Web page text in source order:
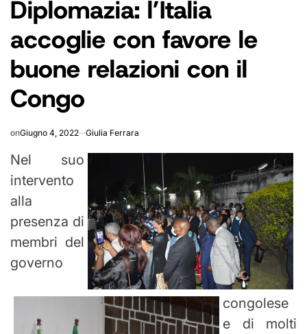
Diplomazia: l’Italia
accoglie con favore le
buone relazioni con il
Congo
onGiugno 4, 2022 Giulia Ferrara
Nel suo
intervento
alla
presenza di
membri del
governo
congolese
e di molti